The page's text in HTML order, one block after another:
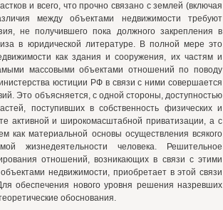
и всего, что прочно связано с землей (включая
между объектами недвижимости требуют
не получившего пока должного закрепления в
в юридической литературе. В полной мере это
как здания и сооружения, их частям и
массовыми объектами отношений по поводу
юстиции РФ в связи с ними совершается
Это объясняется, с одной стороны, доступностью
поступивших в собственность физических и
активной и широкомасштабной приватизации, а с
как материальной основы осуществления всякого
жизнедеятельности человека. Решительное
отношений, возникающих в связи с этими
недвижимости, приобретает в этой связи
обеспечения нового уровня решения назревших
обоснования.